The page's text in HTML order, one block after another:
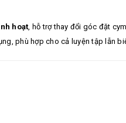
hoạt, hỗ trợ thay đổi góc đặt
phù hợp cho cả luyện tập lẫn